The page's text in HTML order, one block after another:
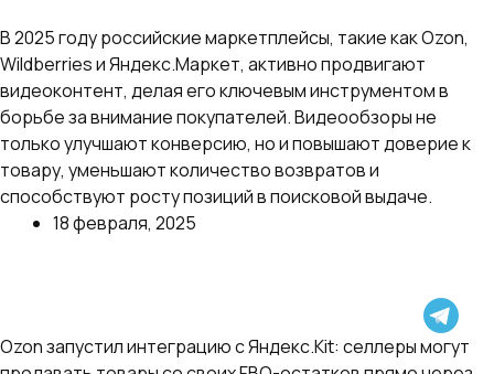
В 2025 году российские маркетплейсы, такие как Ozon,
Wildberries и Яндекс.Маркет, активно продвигают
видеоконтент, делая его ключевым инструментом в
борьбе за внимание покупателей. Видеообзоры не
только улучшают конверсию, но и повышают доверие к
товару, уменьшают количество возвратов и
способствуют росту позиций в поисковой выдаче.
18 февраля, 2025
⚡️Ozon дал возможность торговать остатками с
FBO через собственный сайт
Ozon запустил интеграцию с Яндекс.Kit: селлеры могут